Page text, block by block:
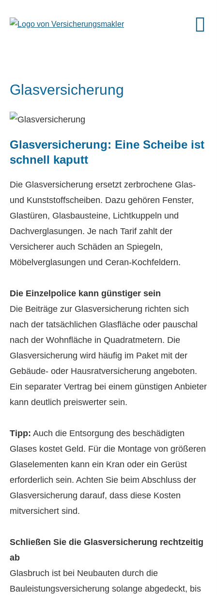
Glasversicherung
Glasversicherung: Eine Scheibe ist
schnell kaputt
Die Glasversicherung ersetzt zerbrochene Glas-
und Kunststoffscheiben. Dazu gehören Fenster,
Glastüren, Glasbausteine, Lichtkuppeln und
Dachverglasungen. Je nach Tarif zahlt der
Versicherer auch Schäden an Spiegeln,
Möbelverglasungen und Ceran-Kochfeldern.
Die Einzelpolice kann günstiger sein
Die Beiträge zur Glasversicherung richten sich
nach der tatsächlichen Glasfläche oder pauschal
nach der Wohnfläche in Quadratmetern. Die
Glasversicherung wird häufig im Paket mit der
Gebäude- oder Haus­rat­ver­si­che­rung angeboten.
Ein separater Vertrag bei einem günstigen Anbieter
kann deutlich preiswerter sein.
Tipp: Auch die Entsorgung des beschädigten
Glases kostet Geld. Für die Montage von größeren
Glaselementen kann ein Kran oder ein Gerüst
erforderlich sein. Achten Sie beim Abschluss der
Glasversicherung darauf, dass diese Kosten
mitversichert sind.
Schließen Sie die Glasversicherung rechtzeitig
ab
Glasbruch ist bei Neubauten durch die
Bauleistungsversicherung solange abgedeckt, bis